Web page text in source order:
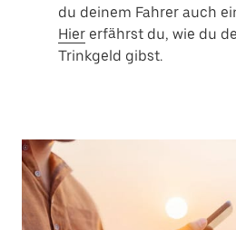
du deinem Fahrer auch
Hier erfährst du, wie du
Trinkgeld gibst.